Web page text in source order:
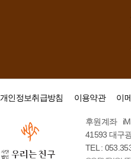
개인정보취급방침 이용약관 이
후원계좌
41593 대구
TEL :